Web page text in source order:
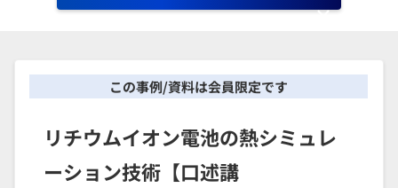
この事例/資料は会員限定です
リチウムイオン電池の熱シミュレ
ーション技術【口述講